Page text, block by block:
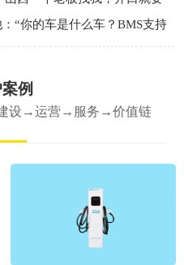
“你的车是什么车？BMS支持
款车，但以后会有新车。”我
例
设→运营→服务→价值链